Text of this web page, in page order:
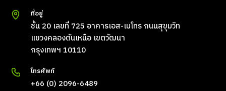
ที่อยู่
ชั้น 20 เลขที่ 725 อาคารเอส-เมโทร ถนนสุขุมวิท
แขวงคลองตันเหนือ เขตวัฒนา
กรุงเทพฯ 10110
โทรศัพท์
+66 (0) 2096-6489